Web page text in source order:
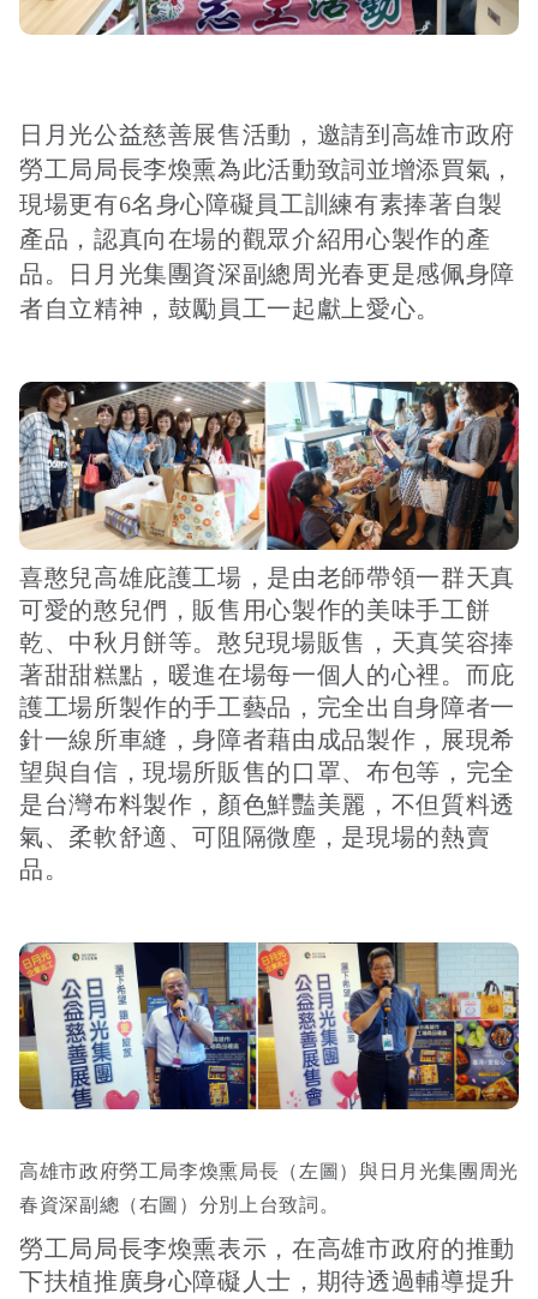
日月光公益慈善展售活動，邀請到高雄市政府
勞工局局長李煥熏為此活動致詞並增添買氣，
現場更有6名身心障礙員工訓練有素捧著自製
產品，認真向在場的觀眾介紹用心製作的產
品。日月光集團資深副總周光春更是感佩身障
者自立精神，鼓勵員工一起獻上愛心。
喜憨兒高雄庇護工場，是由老師帶領一群天真
可愛的憨兒們，販售用心製作的美味手工餅
乾、中秋月餅等。憨兒現場販售，天真笑容捧
著甜甜糕點，暖進在場每一個人的心裡。而庇
護工場所製作的手工藝品，完全出自身障者一
針一線所車縫，身障者藉由成品製作，展現希
望與自信，現場所販售的口罩、布包等，完全
是台灣布料製作，顏色鮮豔美麗，不但質料透
氣、柔軟舒適、可阻隔微塵，是現場的熱賣
品。
高雄市政府勞工局李煥熏局長（左圖）與日月光集團周光
春資深副總（右圖）分別上台致詞。
勞工局局長李煥熏表示，在高雄市政府的推動
下扶植推廣身心障礙人士，期待透過輔導提升